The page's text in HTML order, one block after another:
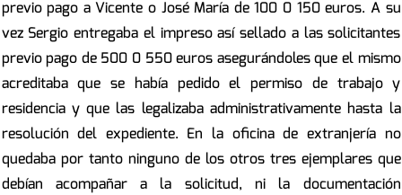
previo pago a Vicente o José María de 100 0 150 euros. A su
vez Sergio entregaba el impreso así sellado a las solicitantes
previo pago de 500 0 550 euros asegurándoles que el mismo
acreditaba que se había pedido el permiso de trabajo y
residencia y que las legalizaba administrativamente hasta la
resolución del expediente. En la oficina de extranjería no
quedaba por tanto ninguno de los otros tres ejemplares que
debían acompañar a la solicitud, ni la documentación